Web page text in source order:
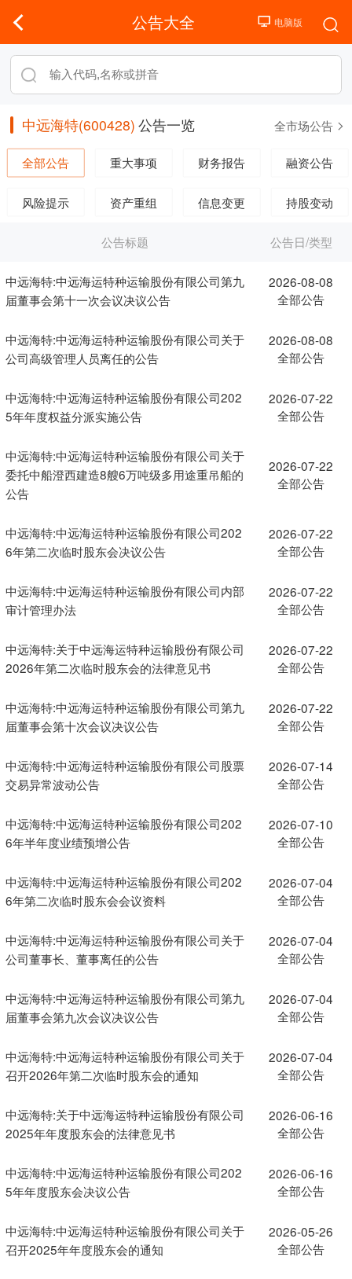
公告大全
中远海特(600428) 公告一览 全市场公告
全部公告 重大事项 财务报告 融资公告
风险提示 资产重组 信息变更 持股变动
公告标题 公告日/类型
中远海特:中远海运特种运输股份有限公司第九
届董事会第十一次会议决议公告
2026-08-08
全部公告
中远海特:中远海运特种运输股份有限公司关于
公司高级管理人员离任的公告
2026-08-08
全部公告
中远海特:中远海运特种运输股份有限公司202
5年年度权益分派实施公告
2026-07-22
全部公告
中远海特:中远海运特种运输股份有限公司关于
委托中船澄西建造8艘6万吨级多用途重吊船的
公告
2026-07-22
全部公告
中远海特:中远海运特种运输股份有限公司202
6年第二次临时股东会决议公告
2026-07-22
全部公告
中远海特:中远海运特种运输股份有限公司内部
审计管理办法
2026-07-22
全部公告
中远海特:关于中远海运特种运输股份有限公司
2026年第二次临时股东会的法律意见书
2026-07-22
全部公告
中远海特:中远海运特种运输股份有限公司第九
届董事会第十次会议决议公告
2026-07-22
全部公告
中远海特:中远海运特种运输股份有限公司股票
交易异常波动公告
2026-07-14
全部公告
中远海特:中远海运特种运输股份有限公司202
6年半年度业绩预增公告
2026-07-10
全部公告
中远海特:中远海运特种运输股份有限公司202
6年第二次临时股东会会议资料
2026-07-04
全部公告
中远海特:中远海运特种运输股份有限公司关于
公司董事长、董事离任的公告
2026-07-04
全部公告
中远海特:中远海运特种运输股份有限公司第九
届董事会第九次会议决议公告
2026-07-04
全部公告
中远海特:中远海运特种运输股份有限公司关于
召开2026年第二次临时股东会的通知
2026-07-04
全部公告
中远海特:关于中远海运特种运输股份有限公司
2025年年度股东会的法律意见书
2026-06-16
全部公告
中远海特:中远海运特种运输股份有限公司202
5年年度股东会决议公告
2026-06-16
全部公告
中远海特:中远海运特种运输股份有限公司关于
召开2025年年度股东会的通知
2026-05-26
全部公告